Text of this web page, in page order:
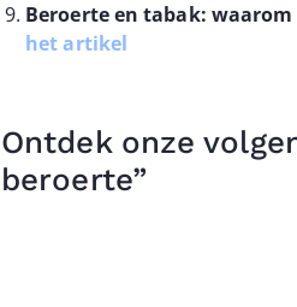
Beroerte en tabak:
het artikel
Ontdek onze
beroerte”